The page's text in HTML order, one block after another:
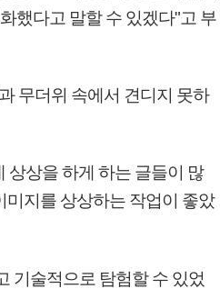
했다고 말할 수 있겠다"고 부
무더위 속에서 견디지 못하
상상을 하게 하는 글들이 많
미지를 상상하는 작업이 좋았
기술적으로 탐험할 수 있었